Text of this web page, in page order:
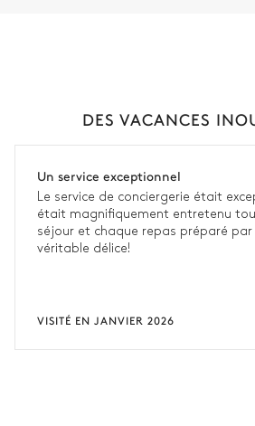
DES VACANCES
Un service exceptionnel
Le service de conciergerie était
était magnifiquement entretenu
séjour et chaque repas préparé
véritable délice!
VISITÉ EN JANVIER 2026